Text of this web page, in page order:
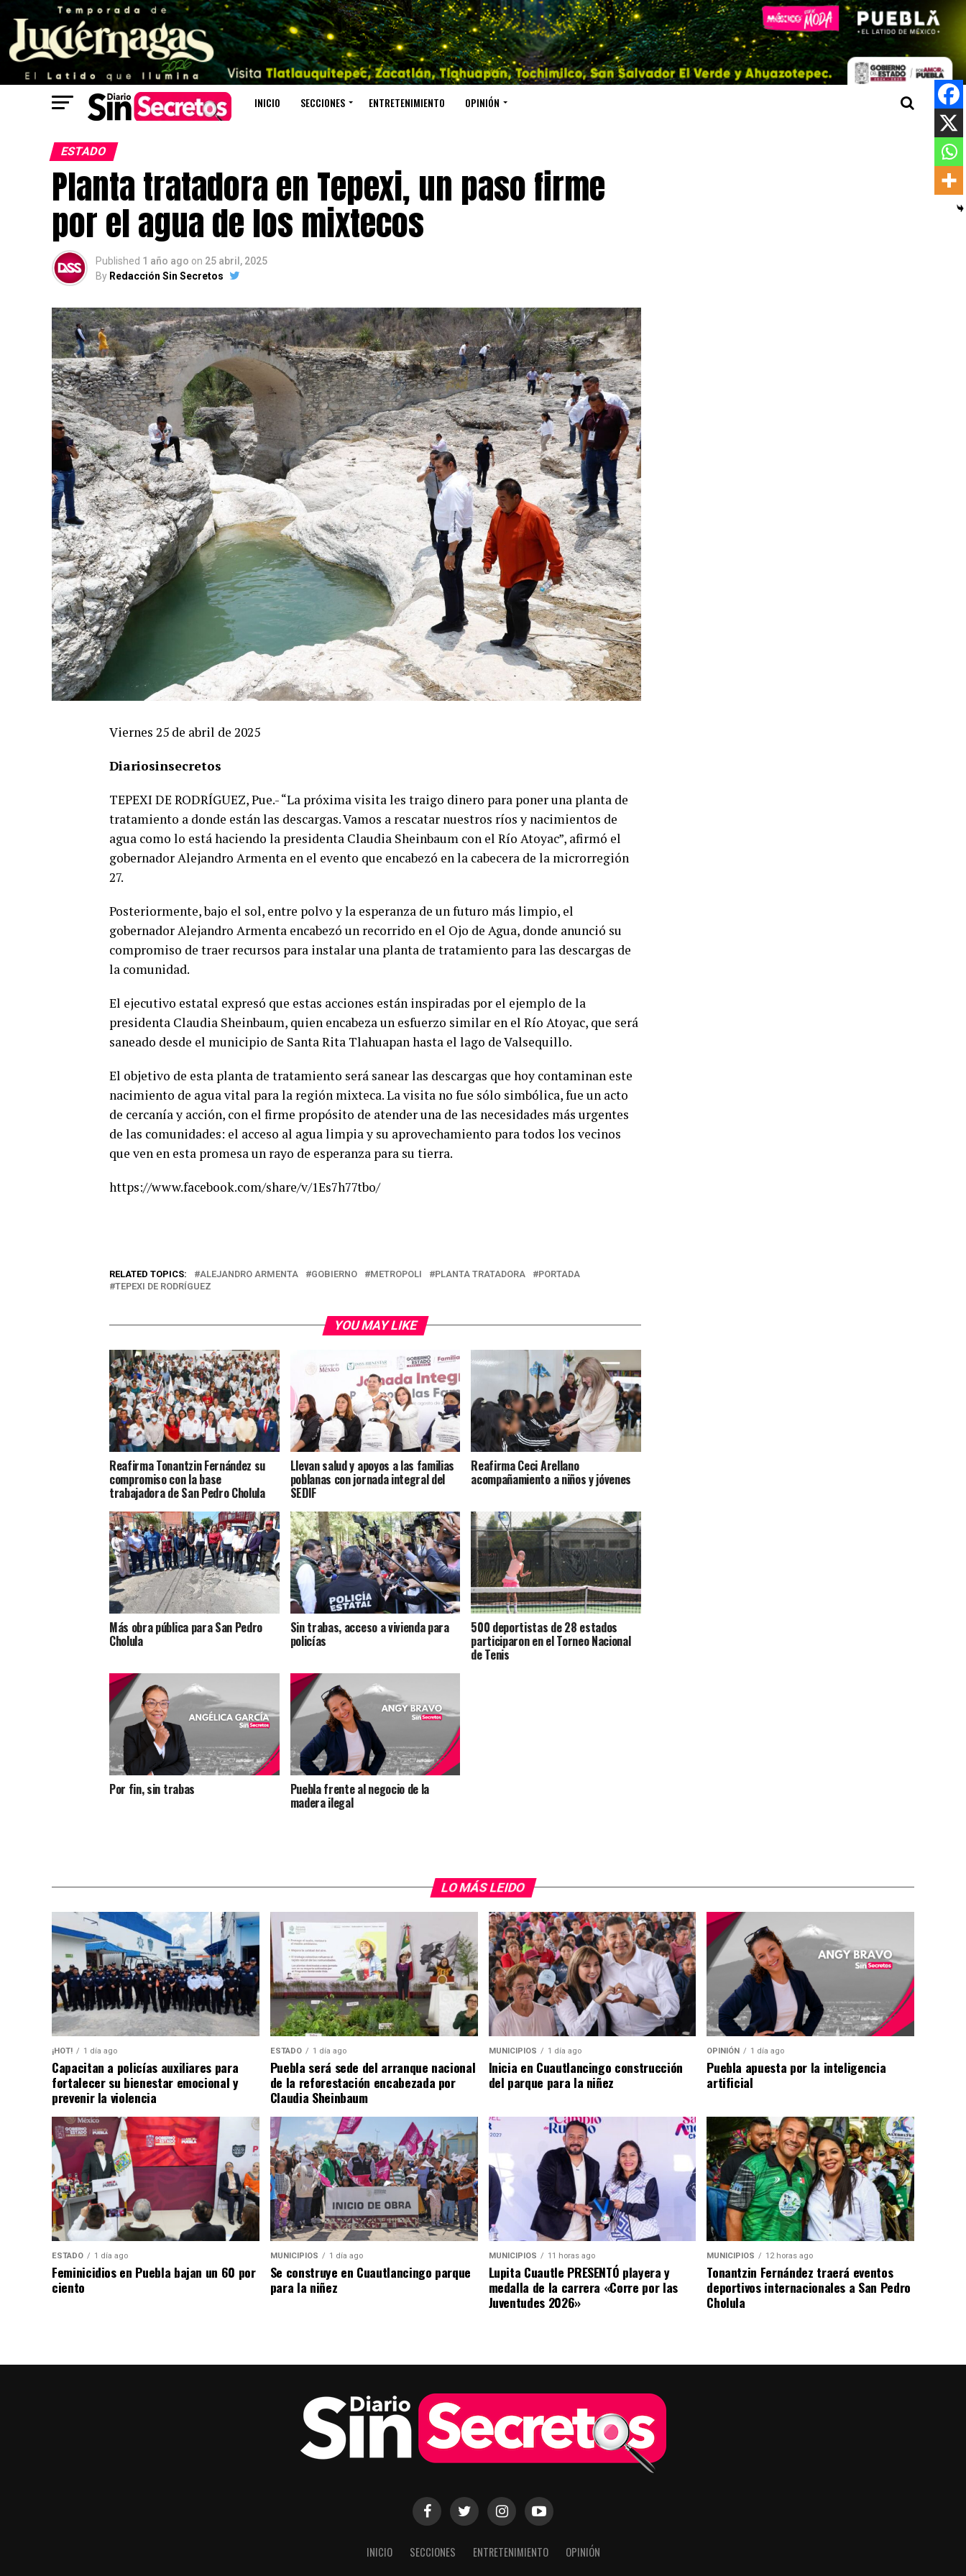
INICIO SECCIONES ENTRETENIMIENTO OPINIÓN
ESTADO
Planta tratadora en Tepexi, un paso firme
por el agua de los mixtecos
Published 1 año ago on 25 abril, 2025
By Redacción Sin Secretos
Viernes 25 de abril de 2025
Diariosinsecretos
TEPEXI DE RODRÍGUEZ, Pue.- “La próxima visita les traigo dinero para poner una planta de
tratamiento a donde están las descargas. Vamos a rescatar nuestros ríos y nacimientos de
agua como lo está haciendo la presidenta Claudia Sheinbaum con el Río Atoyac”, afirmó el
gobernador Alejandro Armenta en el evento que encabezó en la cabecera de la microrregión
27.
Posteriormente, bajo el sol, entre polvo y la esperanza de un futuro más limpio, el
gobernador Alejandro Armenta encabezó un recorrido en el Ojo de Agua, donde anunció su
compromiso de traer recursos para instalar una planta de tratamiento para las descargas de
la comunidad.
El ejecutivo estatal expresó que estas acciones están inspiradas por el ejemplo de la
presidenta Claudia Sheinbaum, quien encabeza un esfuerzo similar en el Río Atoyac, que será
saneado desde el municipio de Santa Rita Tlahuapan hasta el lago de Valsequillo.
El objetivo de esta planta de tratamiento será sanear las descargas que hoy contaminan este
nacimiento de agua vital para la región mixteca. La visita no fue sólo simbólica, fue un acto
de cercanía y acción, con el firme propósito de atender una de las necesidades más urgentes
de las comunidades: el acceso al agua limpia y su aprovechamiento para todos los vecinos
que ven en esta promesa un rayo de esperanza para su tierra.
https://www.facebook.com/share/v/1Es7h77tbo/
RELATED TOPICS: ALEJANDRO ARMENTA GOBIERNO METROPOLI PLANTA TRATADORA
PORTADA
TEPEXI DE RODRÍGUEZ
YOU MAY LIKE
Reafirma Tonantzin Fernández su
compromiso con la base
trabajadora de San Pedro Cholula
Llevan salud y apoyos a las familias
poblanas con jornada integral del
SEDIF
Reafirma Ceci Arellano
acompañamiento a niños y jóvenes
Más obra pública para San Pedro
Cholula
Sin trabas, acceso a vivienda para
policías
500 deportistas de 28 estados
participaron en el Torneo Nacional
de Tenis
Por fin, sin trabas Puebla frente al negocio de la
madera ilegal
LO MÁS LEIDO
¡HOT! 1 día ago
Capacitan a policías auxiliares para
fortalecer su bienestar emocional y
prevenir la violencia
ESTADO 1 día ago
Puebla será sede del arranque nacional
de la reforestación encabezada por
Claudia Sheinbaum
MUNICIPIOS 1 día ago
Inicia en Cuautlancingo construcción
del parque para la niñez
OPINIÓN 1 día ago
Puebla apuesta por la inteligencia
artificial
ESTADO 1 día ago
Feminicidios en Puebla bajan un 60 por
ciento
MUNICIPIOS 1 día ago
Se construye en Cuautlancingo parque
para la niñez
MUNICIPIOS 11 horas ago
Lupita Cuautle PRESENTÓ playera y
medalla de la carrera «Corre por las
Juventudes 2026»
MUNICIPIOS 12 horas ago
Tonantzin Fernández traerá eventos
deportivos internacionales a San Pedro
Cholula
INICIO SECCIONES ENTRETENIMIENTO OPINIÓN